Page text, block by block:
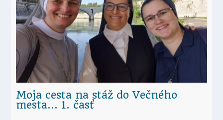
Moja cesta na stáž do Večného
mesta… 1. časť